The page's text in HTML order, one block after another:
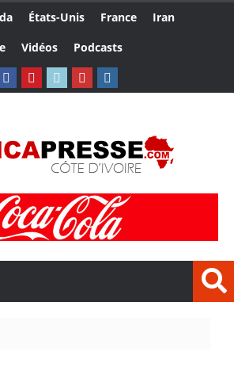
États-Unis France
Iran
Vidéos Podcasts